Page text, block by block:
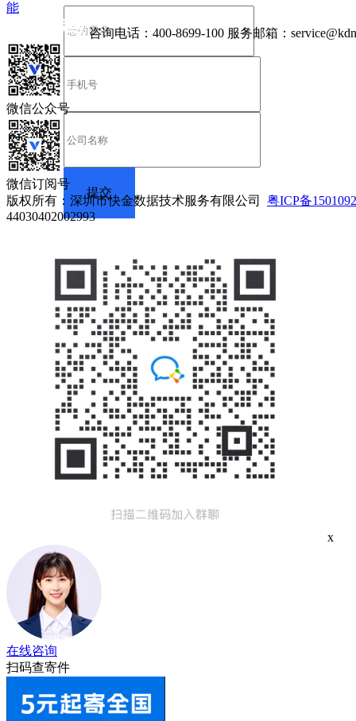
能
咨询电话： 400-8699-100 服务邮箱：
微信公众号
微信订阅号
版权所有：深圳市快金数据技术服务有限公司 粤ICP备
44030402002993
x
在线咨询
扫码查寄件